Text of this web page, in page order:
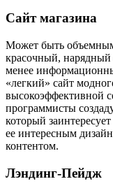
Сайт магазина
Может быть
красочный, нарядный
менее
«легкий» сайт
высокоэффективной
программисты
который
ее интересным
контентом.
Лэндинг-Пейдж